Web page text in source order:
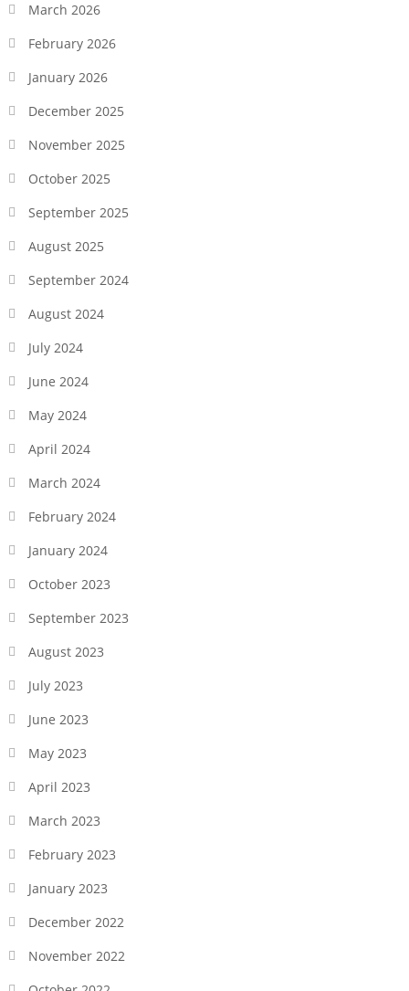
March 2026
February 2026
January 2026
December 2025
November 2025
October 2025
September 2025
August 2025
September 2024
August 2024
July 2024
June 2024
May 2024
April 2024
March 2024
February 2024
January 2024
October 2023
September 2023
August 2023
July 2023
June 2023
May 2023
April 2023
March 2023
February 2023
January 2023
December 2022
November 2022